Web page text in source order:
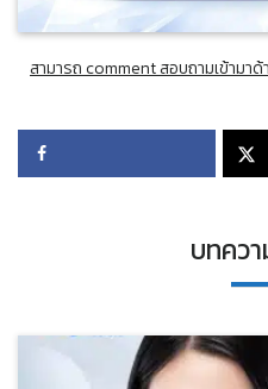
สามารถ comment สอบถามเข้ามา
บทคว